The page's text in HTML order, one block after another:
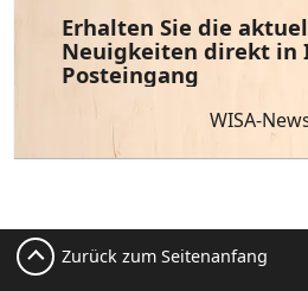
Erhalten Sie die
Neuigkeiten direkt in
Posteingang
WISA-
Zurück zum Seitenanfang